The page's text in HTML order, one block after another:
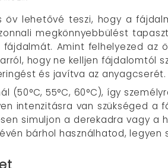
lehetővé teszi, hogy a
megkönnyebbülést
Amint felhelyezed
hogy ne kelljen fájdalomtól
és javítva az anyagcserét.
(50°C, 55°C, 60°C), így
intenzitásra van szükséged a
simuljon a derekadra vagy a
bárhol használhatod,